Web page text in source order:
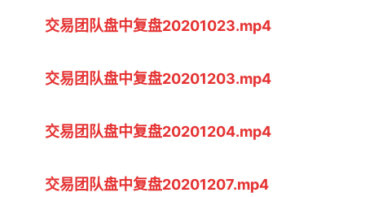
交易团队盘中复盘20201023.mp4
交易团队盘中复盘20201203.mp4
交易团队盘中复盘20201204.mp4
交易团队盘中复盘20201207.mp4